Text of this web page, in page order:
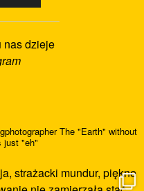
nas dzieje
The "Earth" without
just "eh"